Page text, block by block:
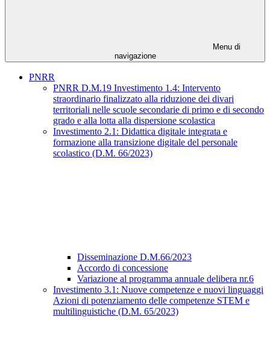
Menu di
navigazione
PNRR
PNRR D.M.19 Investimento 1.4: Intervento
straordinario finalizzato alla riduzione dei divari
territoriali nelle scuole secondarie di primo e di secondo
grado e alla lotta alla dispersione scolastica
Investimento 2.1: Didattica digitale integrata e
formazione alla transizione digitale del personale
scolastico (D.M. 66/2023)
Disseminazione D.M.66/2023
Accordo di concessione
Variazione al programma annuale delibera nr.6
Investimento 3.1: Nuove competenze e nuovi linguaggi
Azioni di potenziamento delle competenze STEM e
multilinguistiche (D.M. 65/2023)